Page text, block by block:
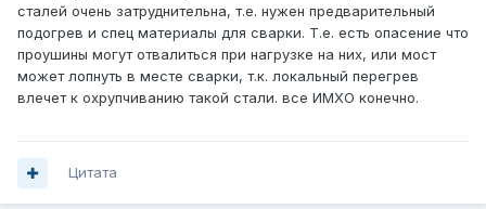
сталей очень затруднительна, т.е. нужен предварительный
подогрев и спец материалы для сварки. Т.е. есть опасение что
проушины могут отвалиться при нагрузке на них, или мост
может лопнуть в месте сварки, т.к. локальный перегрев
влечет к охрупчиванию такой стали. все ИМХО конечно.
Цитата